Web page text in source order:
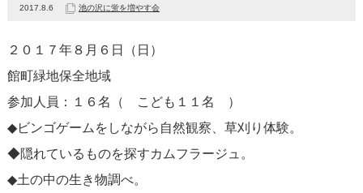
2017.8.6 池の沢に蛍を増やす会
２０１７年８月６日（日）
館町緑地保全地域
参加人員：１６名（ こども１１名 ）
◆ビンゴゲームをしながら自然観察、草刈り体験。
◆隠れているものを探すカムフラージュ。
◆土の中の生き物調べ。